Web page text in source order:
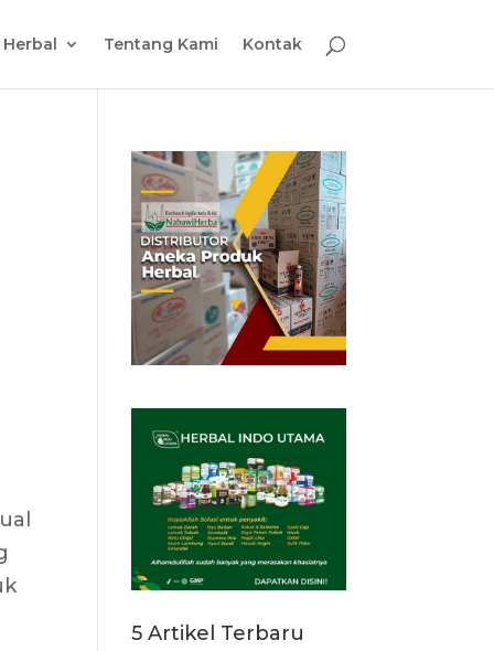
Tentang Kami Kontak
5 Artikel Terbaru